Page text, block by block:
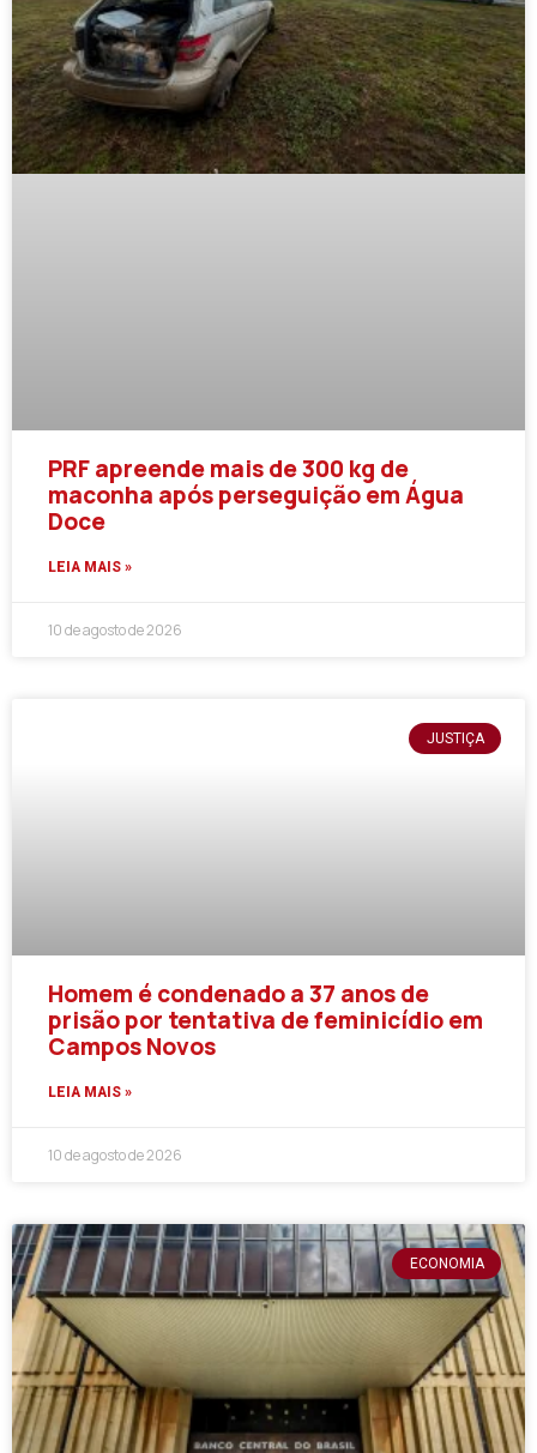
PRF apreende mais de 300 kg de
maconha após perseguição em Água
Doce
LEIA MAIS »
10 de agosto de 2026
JUSTIÇA
Homem é condenado a 37 anos de
prisão por tentativa de feminicídio em
Campos Novos
LEIA MAIS »
10 de agosto de 2026
ECONOMIA